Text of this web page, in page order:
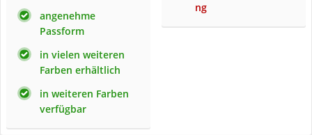
angenehme
Passform
in vielen weiteren
Farben erhältlich
in weiteren Farben
verfügbar
ng